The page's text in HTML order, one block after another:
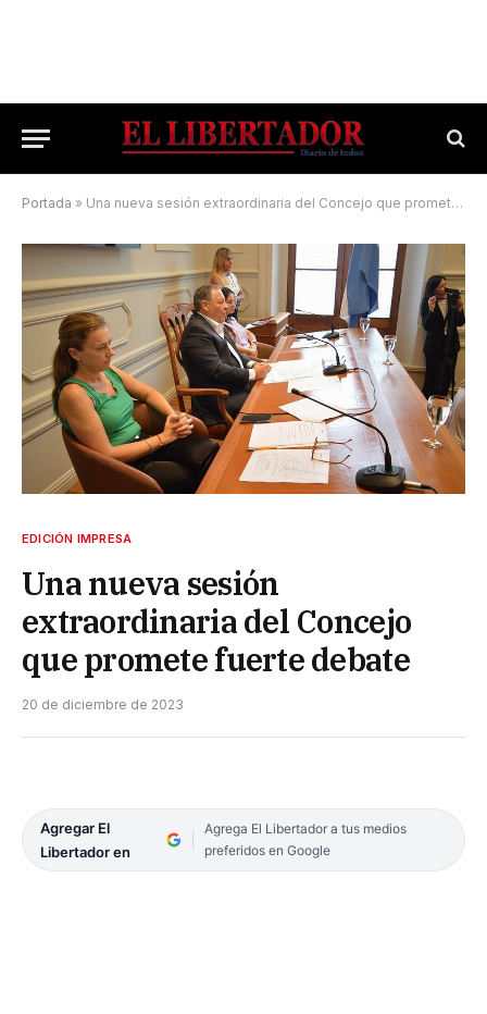
Portada » Una nueva sesión extraordinaria del Concejo que promete fuerte debate
EDICIÓN IMPRESA
Una nueva sesión
extraordinaria del Concejo
que promete fuerte debate
20 de diciembre de 2023
Agregar El
Libertador en
Agrega El Libertador a tus medios
preferidos en Google